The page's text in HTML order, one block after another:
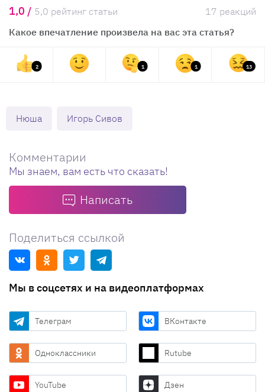
1,0 / 5,0 рейтинг статьи
17 реакций
Какое впечатление произвела на вас эта статья?
2 1 1 13
Нюша Игорь Сивов
Комментарии
Мы знаем, вам есть что сказать!
Написать
Поделиться ссылкой
Мы в соцсетях и на видеоплатформах
Телеграм ВКонтакте
Одноклассники Rutube
YouTube Дзен